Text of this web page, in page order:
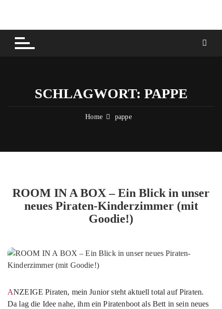
content
SCHLAGWORT: PAPPE
Home pappe
ROOM IN A BOX – Ein Blick in unser
neues Piraten-Kinderzimmer (mit
Goodie!)
ANZEIGE Piraten, mein Junior steht aktuell total auf Piraten.
Da lag die Idee nahe, ihm ein Piratenboot als Bett in sein neues